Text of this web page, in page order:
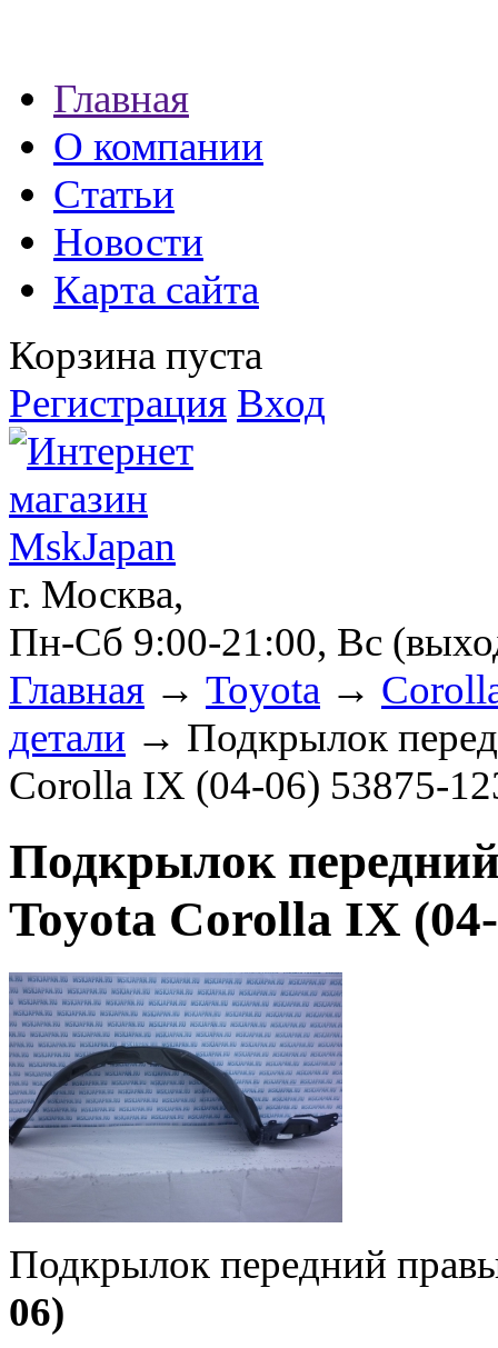
экспресс займы
Главная
О компании
Статьи
Новости
Карта сайта
Корзина пуста
Регистрация Вход
г. Москва,
Пн-Сб 9:00-21:00, Вс
Главная → Toyota →
детали → Подкрылок
Corolla IX (04-06) 53875-
Подкрылок
Toyota Corolla IX
Подкрылок передний
06)